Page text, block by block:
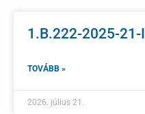
1.B.222-2025-21-I
TOVÁBB »
2026. július 21.